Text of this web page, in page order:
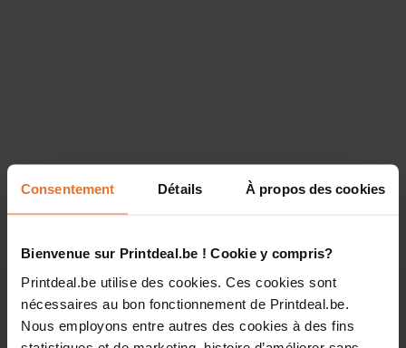
Consentement Détails À propos des cookies
Bienvenue sur Printdeal.be ! Cookie y compris?
Printdeal.be utilise des cookies. Ces cookies sont
nécessaires au bon fonctionnement de Printdeal.be.
Nous employons entre autres des cookies à des fins